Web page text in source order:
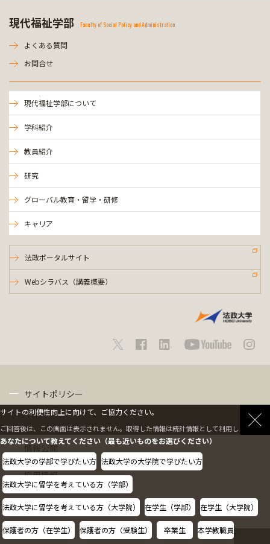
現代福祉学部 Faculty of Social Policy and Administration
よくある質問
お問合せ
現代福祉学部について
学科紹介
教員紹介
研究
グローバル教育・留学・研修
キャリア
法政ポータルサイト
Webシラバス（講義概要）
サイトポリシー
情報公開
採用情報
教職員の方へ
サイトの利便性向上に向けて、ご協力ください。
ご回答後は、この画面は表示されません。取得した情報は統計情報として利用します。
あなたについて教えてください（最も近いものをお選びください）
法政大学の学部で学びたい方 法政大学の大学院で学びたい方
法政大学に留学を考えている方（学部）
法政大学に留学を考えている方（大学院） 在学生（学部） 在学生（大学院）
保護者の方（在学生） 保護者の方（受験生） 卒業生 本学教職員